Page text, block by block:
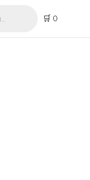
🛒 0